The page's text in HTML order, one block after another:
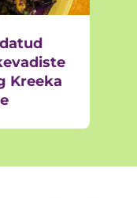
Kreeka